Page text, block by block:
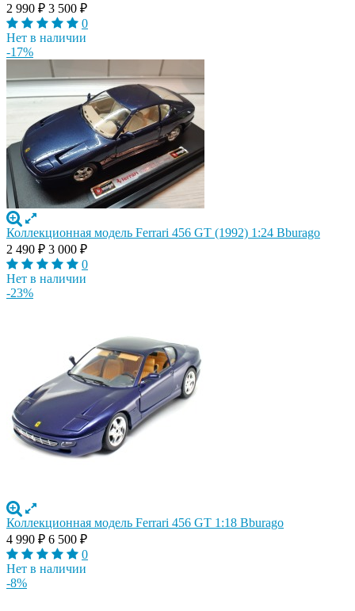
2 990 ₽ 3 500 ₽
0
Нет в наличии
-17%
Коллекционная модель Ferrari 456 GT (1992) 1:24 Bburago
2 490 ₽ 3 000 ₽
0
Нет в наличии
-23%
Коллекционная модель Ferrari 456 GT 1:18 Bburago
4 990 ₽ 6 500 ₽
0
Нет в наличии
-8%